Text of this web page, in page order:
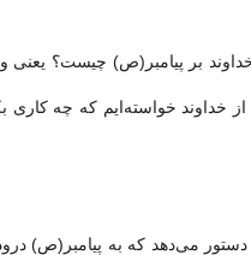
بر پیامبر(ص) چیست؟ یعنی
خداوند خواسته‌ایم كه چه كاری
می‌دهد كه به پیامبر(ص)